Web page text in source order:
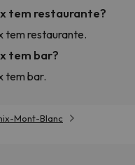
tem restaurante?
tem restaurante.
tem bar?
tem bar.
Mont-Blanc